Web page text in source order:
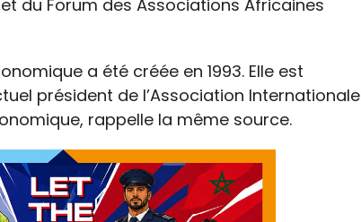
du Forum des Associations Africaines
a été créée en 1993. Elle est
président de l’Association Internationale
rappelle la même source.